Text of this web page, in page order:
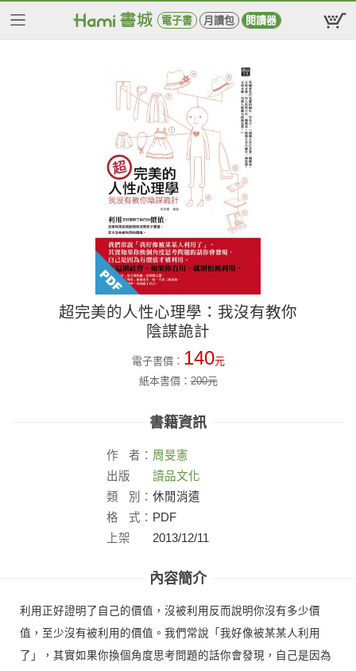
電子書 月讀包 閱讀器
超完美的人性心理學：我沒有教你
陰謀詭計
電子書價： 140元
紙本書價：200元
書籍資訊
作 者： 周旻憲
出版
社：
讀品文化
類
別： 休閒消遣
格
式： PDF
上架
2013/12/11
內容簡介
利用正好證明了自己的價值，沒被利用反而說明你沒有多少價
值，至少沒有被利用的價值。我們常說「我好像被某某人利用
了」，其實如果你換個角度思考問題的話你會發現，自己是因為